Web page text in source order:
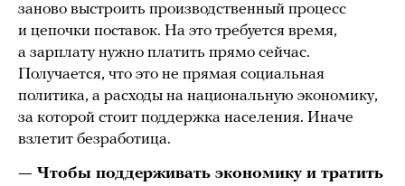
заново выстроить производственный процесс
и цепочки поставок. На это требуется время,
а зарплату нужно платить прямо сейчас.
Получается, что это не прямая социальная
политика, а расходы на национальную экономику,
за которой стоит поддержка населения. Иначе
взлетит безработица.
— Чтобы поддерживать экономику и тратить